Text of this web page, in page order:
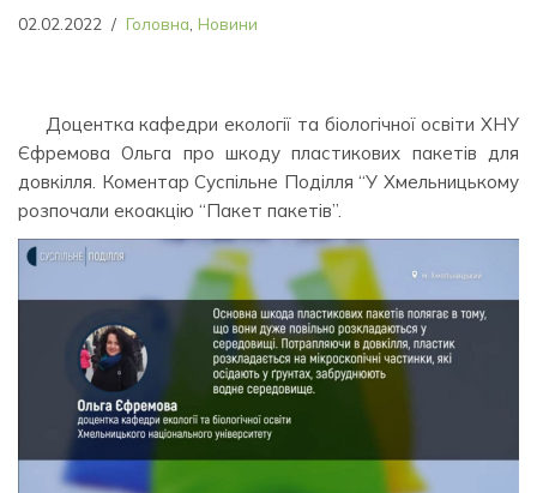
02.02.2022 Головна Новини
Доцентка кафедри екології та біологічної освіти ХНУ
Єфремова Ольга про шкоду пластикових пакетів для
довкілля. Коментар Суспільне Поділля “У Хмельницькому
розпочали екоакцію “Пакет пакетів”.